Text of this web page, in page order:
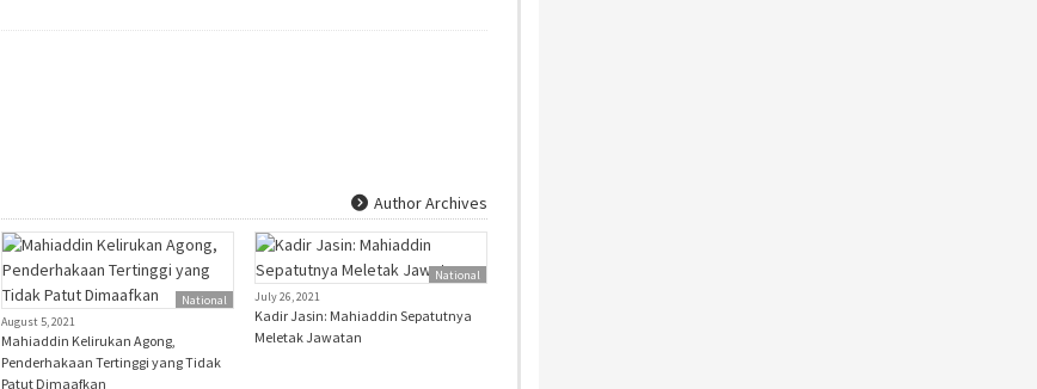
Author Archives
National
August 5, 2021
Mahiaddin Kelirukan Agong,
Penderhakaan Tertinggi yang Tidak
Patut Dimaafkan
National
July 26, 2021
Kadir Jasin: Mahiaddin Sepatutnya
Meletak Jawatan